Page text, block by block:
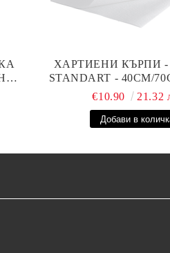
ХАРТИЕНИ КЪРПИ -
STANDART - 40СМ/
€10.90
21.32